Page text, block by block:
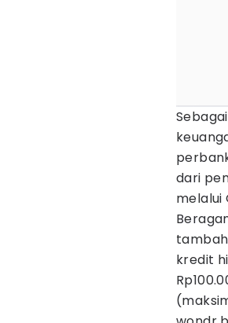
dari
melalui
kredit